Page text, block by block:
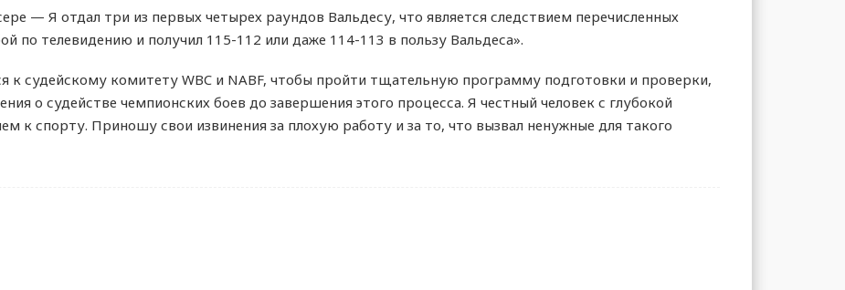
— Я отдал три из первых четырех раундов Вальдесу, что является следствием перечисленных
по телевидению и получил 115-112 или даже 114-113 в пользу Вальдеса».
к судейскому комитету WBC и NABF, чтобы пройти тщательную программу подготовки и проверки,
о судействе чемпионских боев до завершения этого процесса. Я честный человек с глубокой
к спорту. Приношу свои извинения за плохую работу и за то, что вызвал ненужные для такого